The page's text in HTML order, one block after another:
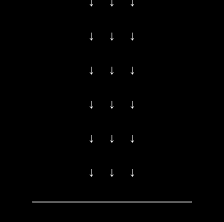
↓ ↓ ↓
↓ ↓ ↓
↓ ↓ ↓
↓ ↓ ↓
↓ ↓ ↓